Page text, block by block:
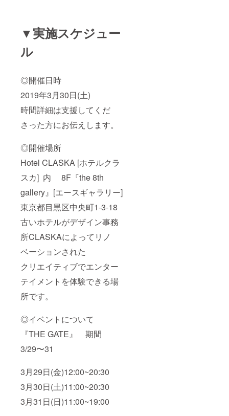
▼実施スケジュー
ル
◎開催日時
2019年3月30日(土)
時間詳細は支援してくだ
さった方にお伝えします。
◎開催場所
Hotel CLASKA [ホテルクラ
スカ] 内 8F『the 8th
gallery』[エースギャラリー]
東京都目黒区中央町1-3-18
古いホテルがデザイン事務
所CLASKAによってリノ
ベーションされた
クリエイティブでエンター
テイメントを体験できる場
所です。
◎イベントについて
『THE GATE』 期間
3/29〜31
3月29日(金)12:00~20:30
3月30日(土)11:00~20:30
3月31日(日)11:00~19:00